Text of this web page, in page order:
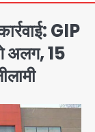
GIP
अलग, 15